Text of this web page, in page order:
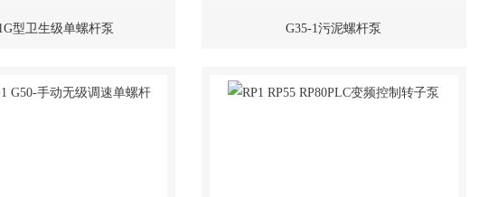
型卫生级单螺杆泵 G35-1污泥螺杆泵